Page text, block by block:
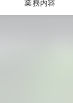
業務内容